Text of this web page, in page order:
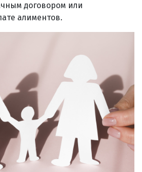
договором или
алиментов.